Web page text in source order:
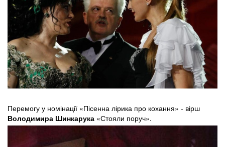
Перемогу у номінації «Пісенна лірика про кохання» - вірш
Володимира Шинкарука «Стояли поруч».